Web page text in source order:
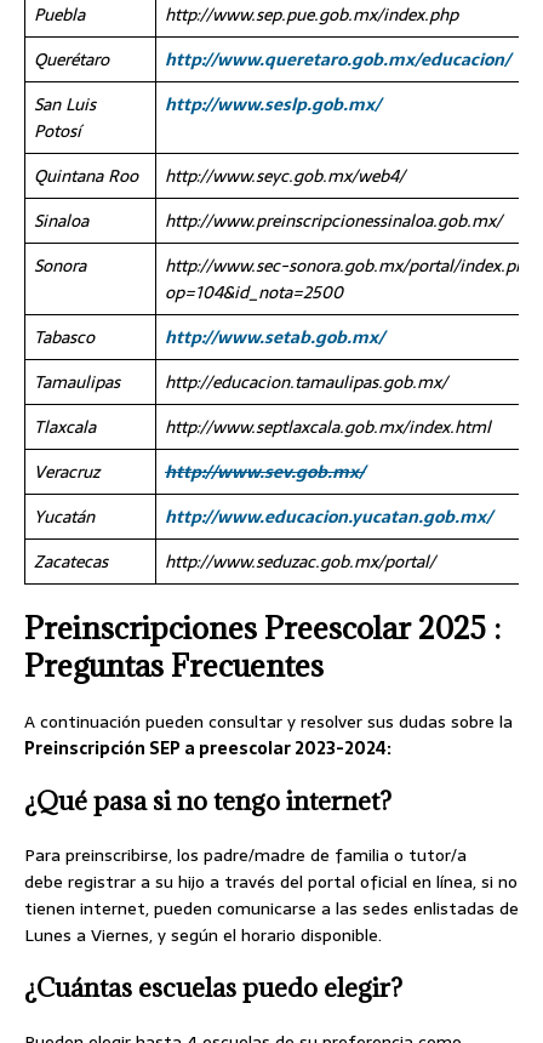
Puebla
http://www.sep.pue.gob.mx/index.php
Querétaro
http://www.queretaro.gob.mx/educacion/
San Luis
Potosí
http://www.seslp.gob.mx/
Quintana Roo
http://www.seyc.gob.mx/web4/
Sinaloa
http://www.preinscripcionessinaloa.gob.mx/
Sonora
http://www.sec-sonora.gob.mx/portal/index.php?
op=104&id_nota=2500
Tabasco
http://www.setab.gob.mx/
Tamaulipas
http://educacion.tamaulipas.gob.mx/
Tlaxcala
http://www.septlaxcala.gob.mx/index.html
Veracruz
http://www.sev.gob.mx/
Yucatán
http://www.educacion.yucatan.gob.mx/
Zacatecas
http://www.seduzac.gob.mx/portal/
Preinscripciones Preescolar 2025 :
Preguntas Frecuentes
A continuación pueden consultar y resolver sus dudas sobre la
Preinscripción SEP a preescolar 2023-2024:
¿Qué pasa si no tengo internet?
Para preinscribirse, los padre/madre de familia o tutor/a
debe registrar a su hijo a través del portal oficial en línea, si no
tienen internet, pueden comunicarse a las sedes enlistadas de
Lunes a Viernes, y según el horario disponible.
¿Cuántas escuelas puedo elegir?